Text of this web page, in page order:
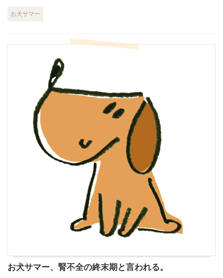
お犬サマー
お犬サマー、腎不全の終末期と言われる。